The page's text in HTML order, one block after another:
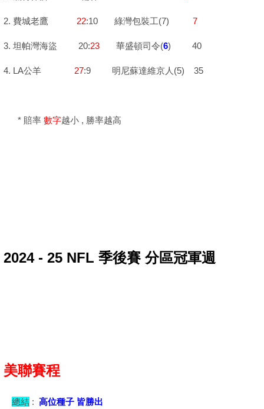
2. 費城老鷹 22:10 綠灣包裝工(7) 7
3. 坦帕灣海盜 20:23 華盛頓司令(6) 40
4. LA公羊 27:9 明尼蘇達維京人(5) 35
* 賠率 數字越小 , 勝率越高
2024 - 25 NFL 季後賽 分區冠軍週
美聯賽程
總結 : 高位種子 皆勝出